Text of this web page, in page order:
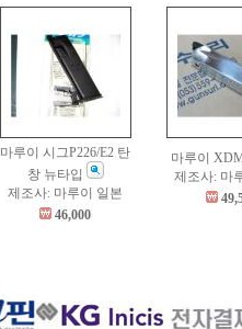
마루이 시그P226/E2 탄
창 뉴타입
제조사: 마루이 일본
46,000
마루이
제조사: 마